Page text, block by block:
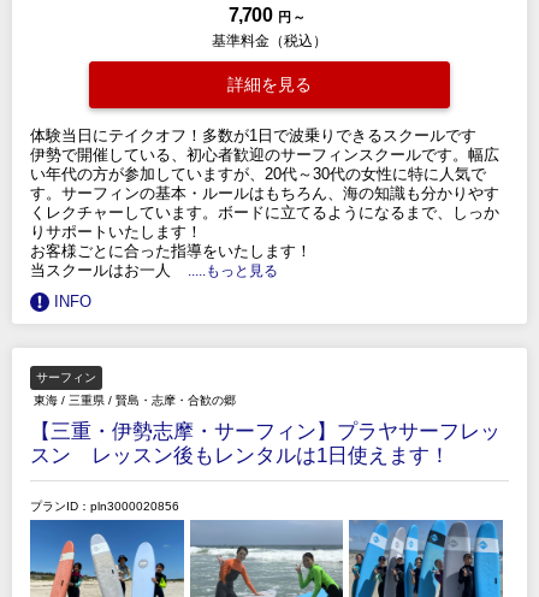
7,700 円 ～
基準料金（税込）
詳細を見る
体験当日にテイクオフ！多数が1日で波乗りできるスクールです
伊勢で開催している、初心者歓迎のサーフィンスクールです。幅広
い年代の方が参加していますが、20代～30代の女性に特に人気で
す。サーフィンの基本・ルールはもちろん、海の知識も分かりやす
くレクチャーしています。ボードに立てるようになるまで、しっか
りサポートいたします！
お客様ごとに合った指導をいたします！
当スクールはお一人
.....もっと見る
INFO
サーフィン
東海 / 三重県 / 賢島・志摩・合歓の郷
【三重・伊勢志摩・サーフィン】プラヤサーフレッ
スン レッスン後もレンタルは1日使えます！
プランID：pln3000020856